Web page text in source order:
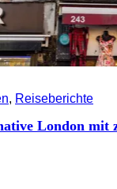
, Reiseberichte
London mit